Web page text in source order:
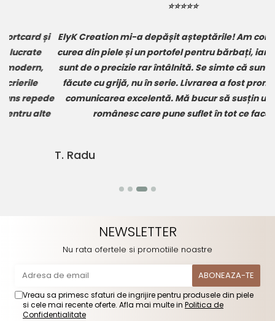
presiune naturală constantă asupra cardurilor,
menținându-le stabile.
Grosime structurală minimă:
Straturile de piele sunt
subțiate la margini pentru a asigura cel mai subțire
profil bifold posibil.
ElyK Creation mi-a depășit așteptările! Am comandat o
curea din pieleși unportofel pentru bărbați, iar finisajele
sunt de o precizie rar întâlnită. Se simte că sunt produse
făcute cu grijă, nu în serie. Livrarea a fost promptă, iar
comunicarea excelentă. Mă bucur să susțin un brand
românesc care pune suflet în tot ce face!
NEWSLETTER
Nu rata ofertele si promotiile noastre
Vreau sa primesc sfaturi de ingrijire pentru produsele din piele
si cele mai recente oferte. Afla mai multe in Politica de
Confidentialitate